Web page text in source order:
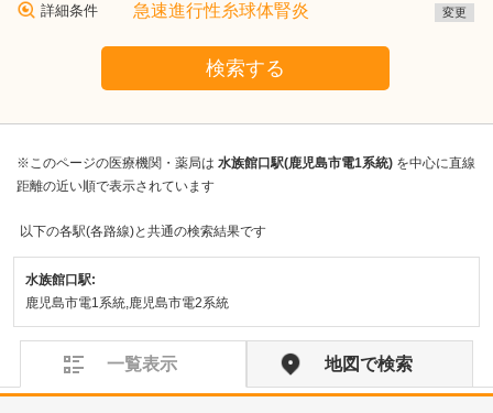
詳細条件 急速進行性糸球体腎炎 変更
検索する
※このページの医療機関・薬局は 水族館口駅(鹿児島市電1系統) を中心に直線
距離の近い順で表示されています
以下の各駅(各路線)と共通の検索結果です
水族館口駅:
鹿児島市電1系統,鹿児島市電2系統
一覧表示 地図で検索